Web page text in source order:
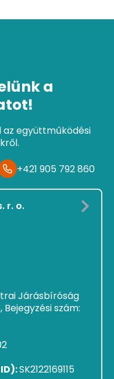
a
az együttműködési
+421 905 792 860
r. o.
Járásbíróság
Bejegyzési szám:
SK2122169115